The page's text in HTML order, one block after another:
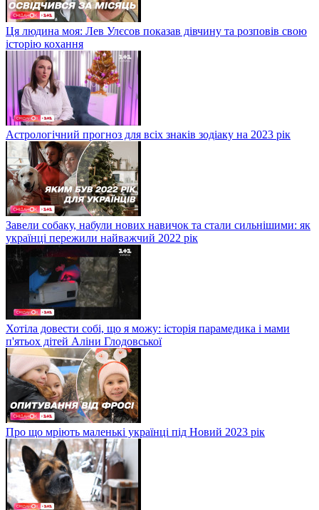
Ця людина моя: Лев Улєсов показав дівчину та розповів свою
історію кохання
Астрологічний прогноз для всіх знаків зодіаку на 2023 рік
Завели собаку, набули нових навичок та стали сильнішими: як
українці пережили найважчий 2022 рік
Хотіла довести собі, що я можу: історія парамедика і мами
п'ятьох дітей Аліни Глодовської
Про що мріють маленькі українці під Новий 2023 рік